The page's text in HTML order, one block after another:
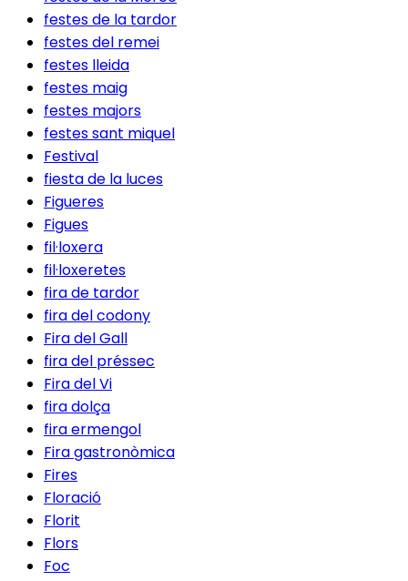
festes de la tardor
festes del remei
festes lleida
festes maig
festes majors
festes sant miquel
Festival
fiesta de la luces
Figueres
Figues
fil·loxera
fil·loxeretes
fira de tardor
fira del codony
Fira del Gall
fira del préssec
Fira del Vi
fira dolça
fira ermengol
Fira gastronòmica
Fires
Floració
Florit
Flors
Foc